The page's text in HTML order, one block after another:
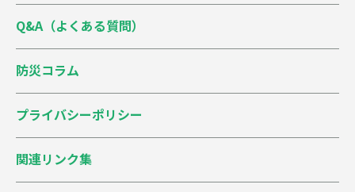
Q&A（よくある質問）
防災コラム
プライバシーポリシー
関連リンク集